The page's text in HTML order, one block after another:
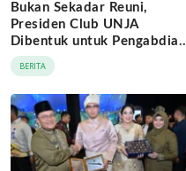
Bukan Sekadar Reuni,
Presiden Club UNJA
Dibentuk untuk Pengabdian
Lintas Generasi
BERITA